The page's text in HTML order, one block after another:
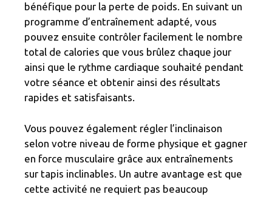
bénéfique pour la perte de poids. En suivant un
programme d’entraînement adapté, vous
pouvez ensuite contrôler facilement le nombre
total de calories que vous brûlez chaque jour
ainsi que le rythme cardiaque souhaité pendant
votre séance et obtenir ainsi des résultats
rapides et satisfaisants.
Vous pouvez également régler l’inclinaison
selon votre niveau de forme physique et gagner
en force musculaire grâce aux entraînements
sur tapis inclinables. Un autre avantage est que
cette activité ne requiert pas beaucoup